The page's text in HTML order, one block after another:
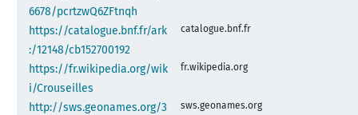
6678/pcrtzwQ6ZFtnqh
https://catalogue.bnf.fr/ark
:/12148/cb152700192
catalogue.bnf.fr
https://fr.wikipedia.org/wik
i/Crouseilles
fr.wikipedia.org
http://sws.geonames.org/3
sws.geonames.org